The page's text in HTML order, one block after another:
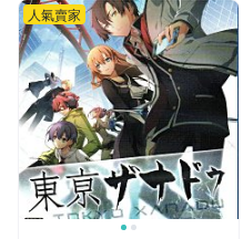
人氣賣家